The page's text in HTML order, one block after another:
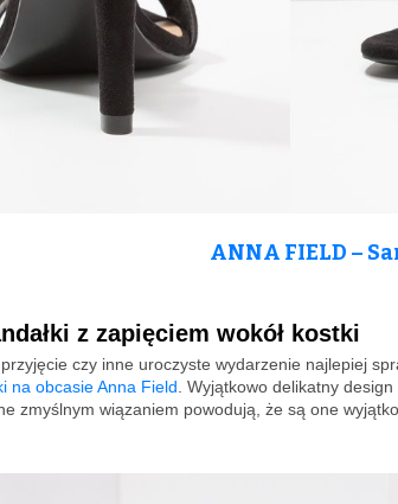
ANNA FIELD –
z zapięciem wokół kostki
czy inne uroczyste wydarzenie najlepiej
na obcasie Anna Field . Wyjątkowo delikatny
zmyślnym wiązaniem powodują, że są one